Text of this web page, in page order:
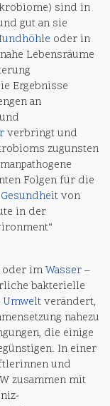
sind in
gut an sie
oder in
Lebensräume
Ergebnisse
an
verbringt und
zugunsten
Folgen für die
Gesundheitvon
in der
oder imWasser–
bakterielle
Umweltverändert,
nahezu
die einige
In einer
und
zusammen mit